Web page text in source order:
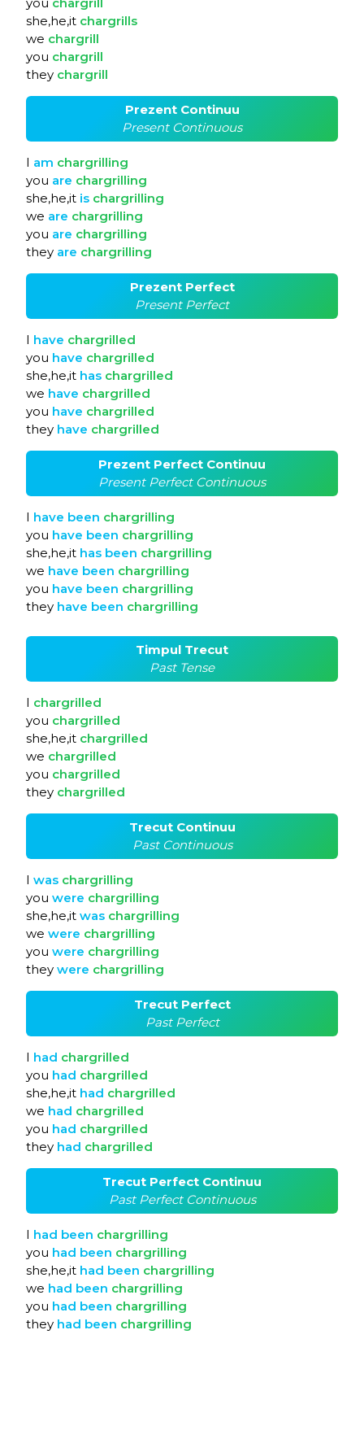
she,he,it chargrills
we chargrill
you chargrill
they chargrill
Prezent Continuu
Present Continuous
I am chargrilling
you are chargrilling
she,he,it is chargrilling
we are chargrilling
you are chargrilling
they are chargrilling
Prezent Perfect
Present Perfect
I have chargrilled
you have chargrilled
she,he,it has chargrilled
we have chargrilled
you have chargrilled
they have chargrilled
Prezent Perfect Continuu
Present Perfect Continuous
I have been chargrilling
you have been chargrilling
she,he,it has been chargrilling
we have been chargrilling
you have been chargrilling
they have been chargrilling
Timpul Trecut
Past Tense
I chargrilled
you chargrilled
she,he,it chargrilled
we chargrilled
you chargrilled
they chargrilled
Trecut Continuu
Past Continuous
I was chargrilling
you were chargrilling
she,he,it was chargrilling
we were chargrilling
you were chargrilling
they were chargrilling
Trecut Perfect
Past Perfect
I had chargrilled
you had chargrilled
she,he,it had chargrilled
we had chargrilled
you had chargrilled
they had chargrilled
Trecut Perfect Continuu
Past Perfect Continuous
I had been chargrilling
you had been chargrilling
she,he,it had been chargrilling
we had been chargrilling
you had been chargrilling
they had been chargrilling